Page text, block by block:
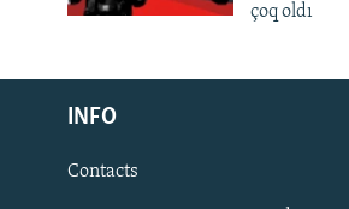
Русский
Українською
QOŞULIÑIZ!
çoq oldı
INFO
Contacts